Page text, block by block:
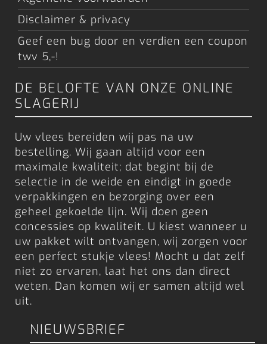
Disclaimer & privacy
Geef een bug door en verdien een coupon
twv 5,-!
DE BELOFTE VAN ONZE ONLINE
SLAGERIJ
Uw vlees bereiden wij pas na uw
bestelling. Wij gaan altijd voor een
maximale kwaliteit; dat begint bij de
selectie in de weide en eindigt in goede
verpakkingen en bezorging over een
geheel gekoelde lijn. Wij doen geen
concessies op kwaliteit. U kiest wanneer u
uw pakket wilt ontvangen, wij zorgen voor
een perfect stukje vlees! Mocht u dat zelf
niet zo ervaren, laat het ons dan direct
weten. Dan komen wij er samen altijd wel
uit.
NIEUWSBRIEF